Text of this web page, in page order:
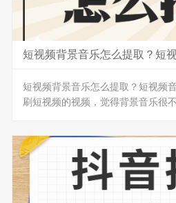
的是哪种类型的人群。选择一个有
短视频背景音乐怎么提取？短
短视频背景音乐怎么提取？短视频
刷短视频的视频，觉得背景音乐很
方法一：录音
大部分朋友的电脑还有手机都可以
频的同时打开录音机即可录制背景
外界环境，录下来的音频质量必然